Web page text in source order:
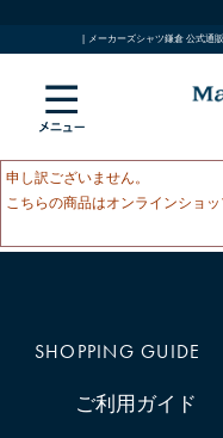
| メーカーズシャツ鎌倉 公式通
申し訳ございません。
こちらの商品はオンラインショッ
SHOPPING GUIDE
ご利用ガイド